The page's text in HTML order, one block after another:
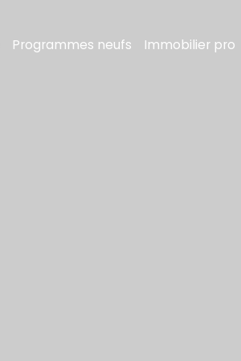
Programmes neufs Immobilier pro